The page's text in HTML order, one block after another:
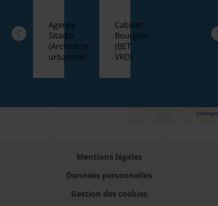
Agence
Sitadin
(Architecte-
urbaniste)
Cabinet
Bourgois
(BET
VRD)
Mentions légales
Données personnelles
Gestion des cookies